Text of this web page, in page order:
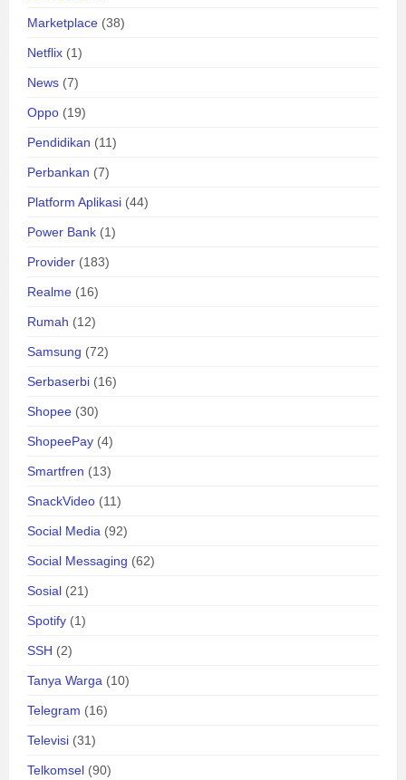
Marketplace (38)
Netflix (1)
News (7)
Oppo (19)
Pendidikan (11)
Perbankan (7)
Platform Aplikasi (44)
Power Bank (1)
Provider (183)
Realme (16)
Rumah (12)
Samsung (72)
Serbaserbi (16)
Shopee (30)
ShopeePay (4)
Smartfren (13)
SnackVideo (11)
Social Media (92)
Social Messaging (62)
Sosial (21)
Spotify (1)
SSH (2)
Tanya Warga (10)
Telegram (16)
Televisi (31)
Telkomsel (90)